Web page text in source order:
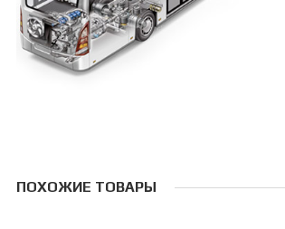
ПОХОЖИЕ ТОВАРЫ